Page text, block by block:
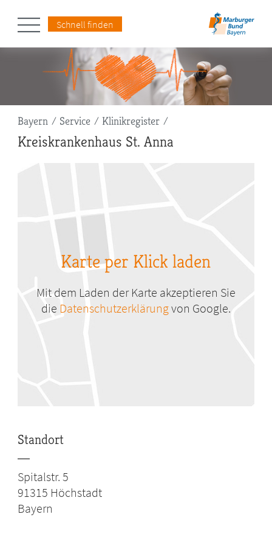
Schnell finden
Pfadnavigation
Bayern Service Klinikregister
Kreiskrankenhaus St. Anna
Karte per Klick laden
Mit dem Laden der Karte akzeptieren Sie
die Datenschutzerklärungvon Google.
Standort
Spitalstr. 5
91315 Höchstadt
Bayern